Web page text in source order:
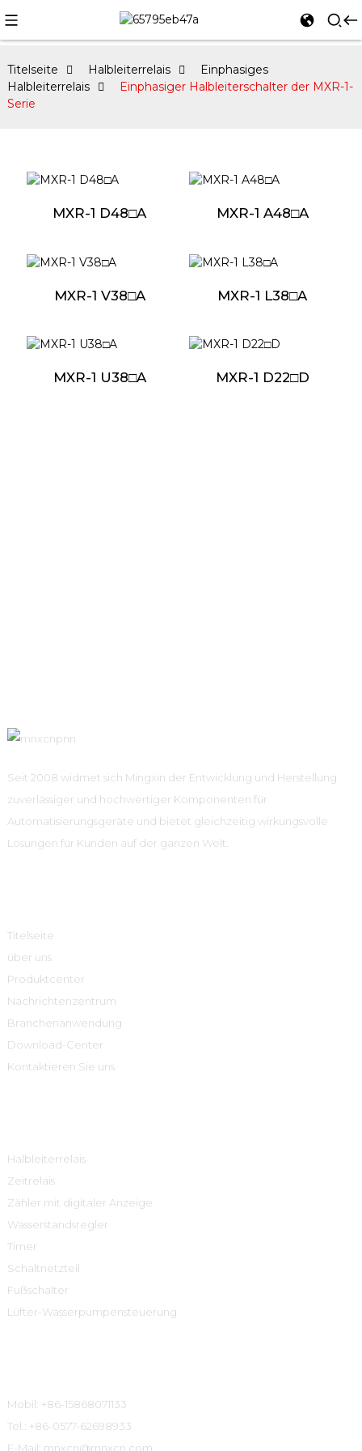
Titelseite Halbleiterrelais
Einphasiges
Halbleiterrelais
Einphasiger Halbleiterschalter der MXR-1-
Serie
MXR-1 D48□A MXR-1 A48□A
MXR-1 V38□A MXR-1 L38□A
MXR-1 U38□A MXR-1 D22□D
Seit 2008 widmet sich Mingxin der Entwicklung und Herstellung
zuverlässiger und hochwertiger Komponenten für
Automatisierungsgeräte und bietet gleichzeitig wirkungsvolle
Lösungen für Kunden auf der ganzen Welt.
Titelseite
über uns
Produktcenter
Nachrichtenzentrum
Branchenanwendung
Download-Center
Kontaktieren Sie uns
Halbleiterrelais
Zeitrelais
Zähler mit digitaler Anzeige
Wasserstandsregler
Timer
Schaltnetzteil
Fußschalter
Lüfter-Wasserpumpensteuerung
Mobil: +86-15868071133
Tel.: +86-0577-62698933
E-Mail: mnxcn@mnxcn.com